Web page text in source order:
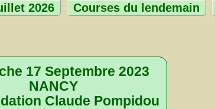
2026 Courses du lendemain
17 Septembre 2023
NANCY
Claude Pompidou